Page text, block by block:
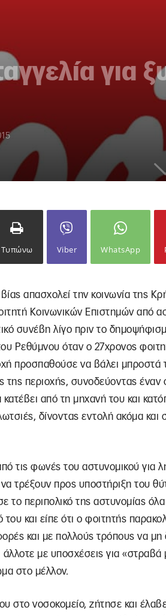
για
Τυπώνω Viber WhatsApp
απασχολεί την κοινωνία της
Κοινωνικών Επιστημών από
συνέβη λίγο πριν το
Ρεθύμνου όταν ο 27χρονος
προσπαθούσε να βάλει
της περιοχής, συνοδεύοντας
από τη μηχανή του και
δίνοντας εντολή ακόμα και
τις φωνές του αστυνομικού για
τρέξουν προς υποστήριξη του
το περιπολικό της αστυνομίας
και είπε ότι ο φοιτητής
και με πολλούς τρόπους να μη
άλλοτε με υποσχέσεις για
στο μέλλον.
στο νοσοκομείο, ζήτησε και έλαβε